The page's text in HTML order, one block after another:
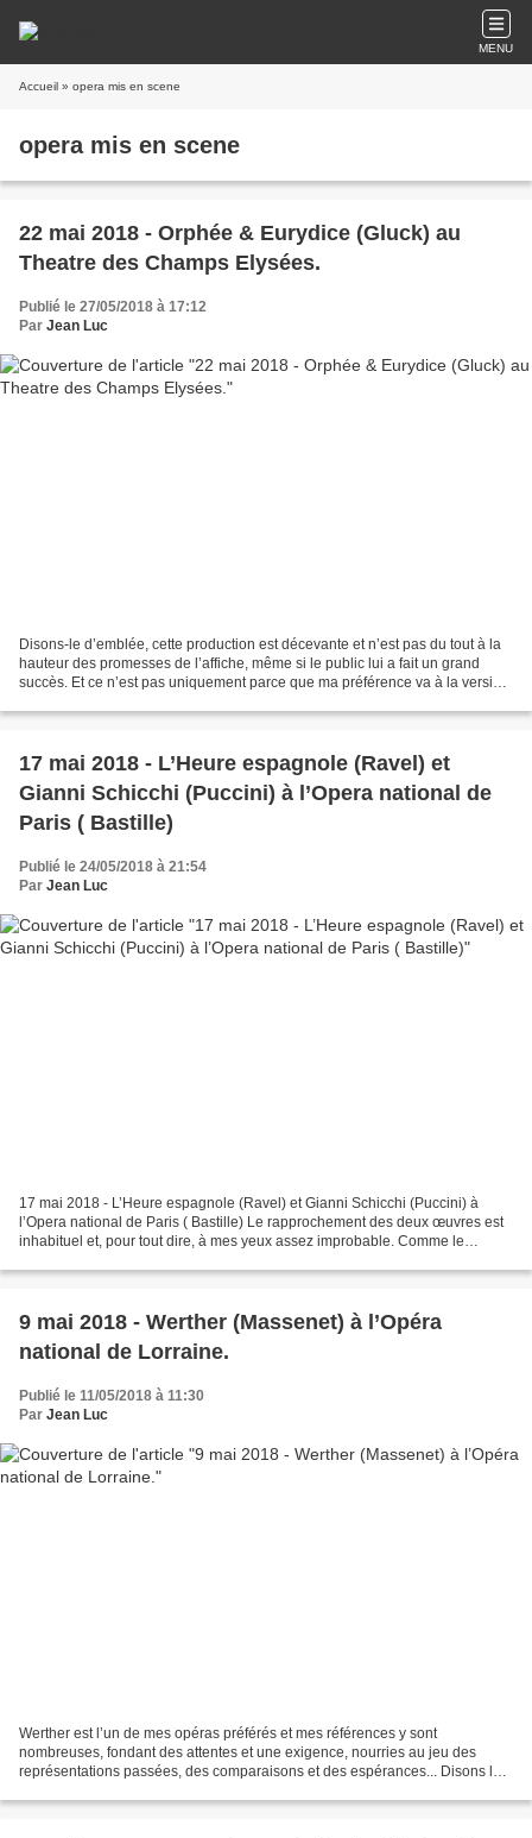
MENU
Accueil » opera mis en scene
opera mis en scene
22 mai 2018 - Orphée & Eurydice (Gluck) au
Theatre des Champs Elysées.
Publié le 27/05/2018 à 17:12
Par Jean Luc
Disons-le d’emblée, cette production est décevante et n’est pas du tout à la
hauteur des promesses de l’affiche, même si le public lui a fait un grand
succès. Et ce n’est pas uniquement parce que ma préférence va à la version
17 mai 2018 - L’Heure espagnole (Ravel) et
Gianni Schicchi (Puccini) à l’Opera national de
Paris ( Bastille)
Publié le 24/05/2018 à 21:54
Par Jean Luc
17 mai 2018 - L’Heure espagnole (Ravel) et Gianni Schicchi (Puccini) à
l’Opera national de Paris ( Bastille) Le rapprochement des deux œuvres est
inhabituel et, pour tout dire, à mes yeux assez improbable. Comme le
9 mai 2018 - Werther (Massenet) à l’Opéra
national de Lorraine.
Publié le 11/05/2018 à 11:30
Par Jean Luc
Werther est l’un de mes opéras préférés et mes références y sont
nombreuses, fondant des attentes et une exigence, nourries au jeu des
représentations passées, des comparaisons et des espérances... Disons le